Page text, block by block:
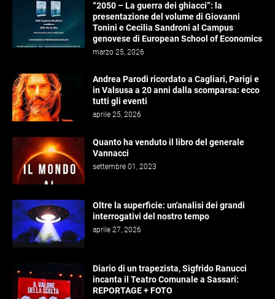
“2050 – La guerra dei ghiacci”: la
presentazione del volume di Giovanni
Tonini e Cecilia Sandroni al Campus
genovese di European School of Economics
marzo 25, 2026
Andrea Parodi ricordato a Cagliari, Parigi e
in Valsusa a 20 anni dalla scomparsa: ecco
tutti gli eventi
aprile 25, 2026
Quanto ha venduto il libro del generale
Vannacci
settembre 01, 2023
Oltre la superficie: un'analisi dei grandi
interrogativi del nostro tempo
aprile 27, 2026
Diario di un trapezista, Sigfrido Ranucci
incanta il Teatro Comunale a Sassari:
REPORTAGE + FOTO